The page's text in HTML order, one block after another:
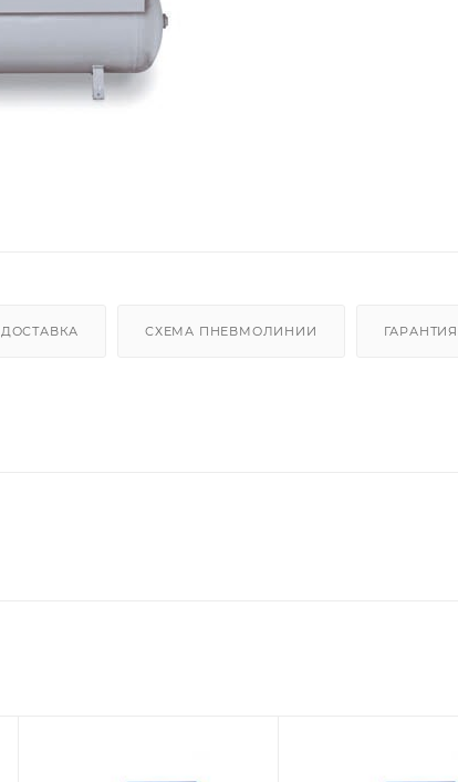
ДОСТАВКА СХЕМА ПНЕВМОЛИНИИ ГАРАНТИЯ